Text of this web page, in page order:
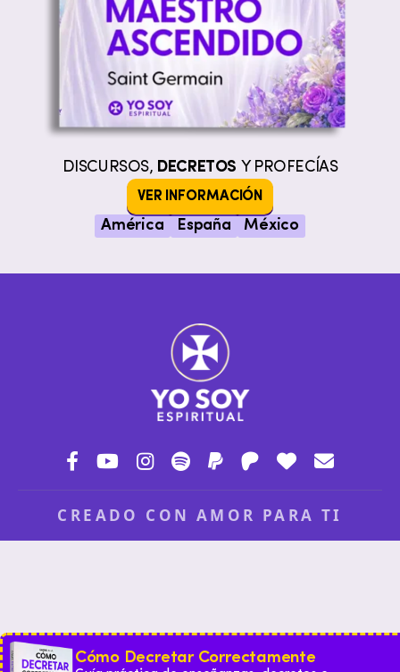
DISCURSOS, DECRETOS Y PROFECÍAS
VER INFORMACIÓN
América España México
CREADO CON AMOR PARA TI
Cómo Decretar Correctamente